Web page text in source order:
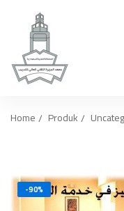
Home Produk
-90%